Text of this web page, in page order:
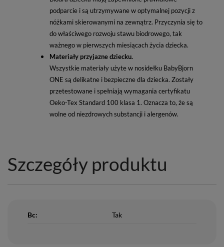
podparcie i są utrzymywane w optymalnej pozycji z
nóżkami skierowanymi na zewnątrz. Przyczynia się to
do właściwego rozwoju stawu biodrowego, tak
ważnego w pierwszych miesiącach życia dziecka.
Materiały przyjazne dziecku.
Wszystkie materiały użyte w nosidełku BabyBjorn
ONE są delikatne i bezpieczne dla dziecka. Zostały
przetestowane i spełniają wymagania certyfikatu
Oeko-Tex Standard 100 klasa 1. Oznacza to, że są
wolne od niezdrowych substancji i alergenów.
Szczegóły produktu
Bc: Tak